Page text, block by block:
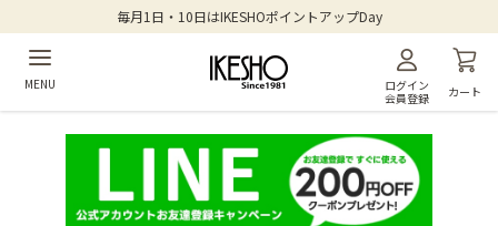
毎月1日・10日はIKESHOポイントアップDay
MENU
ログイン
会員登録
カート